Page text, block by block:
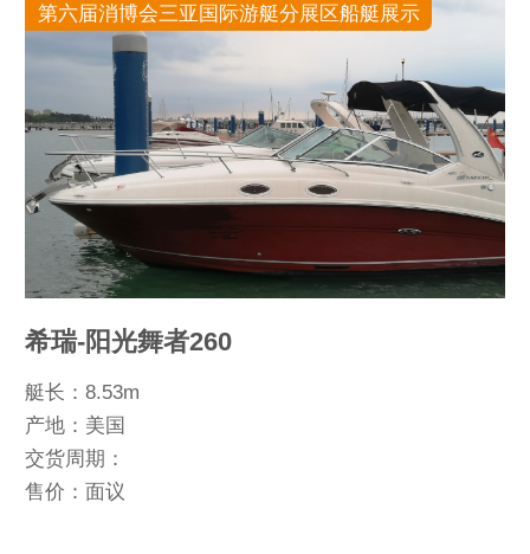
第六届消博会三亚国际游艇分展区船艇展示
希瑞-阳光舞者260
艇长：8.53m
产地：美国
交货周期：
售价：面议